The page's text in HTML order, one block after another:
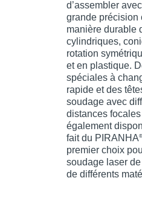
d’assembler
grande précision
manière durable
cylindriques,
rotation
et en plastique.
spéciales à
rapide et des
soudage avec
distances
également
fait du PIRANHA®
premier choix
soudage laser
de différents